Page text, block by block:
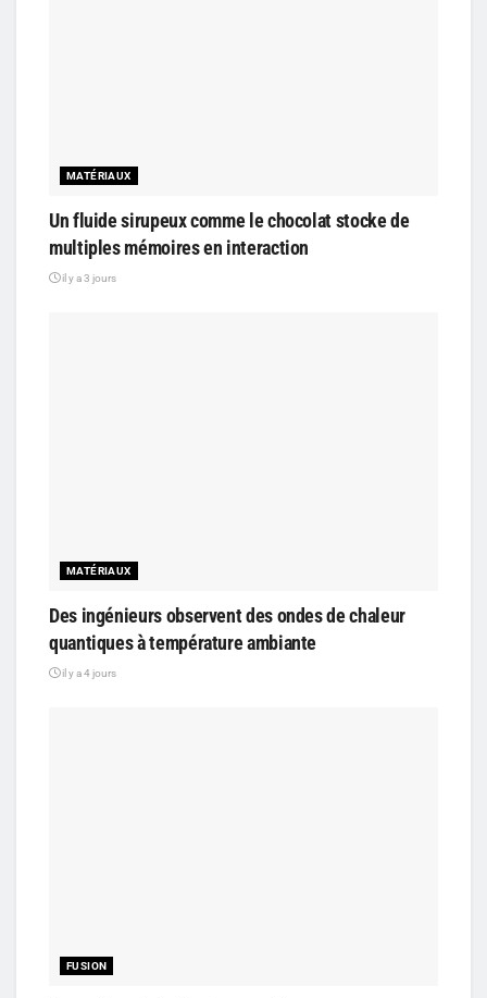
MATÉRIAUX
Un fluide sirupeux comme le chocolat stocke de
multiples mémoires en interaction
il y a 3 jours
MATÉRIAUX
Des ingénieurs observent des ondes de chaleur
quantiques à température ambiante
il y a 4 jours
FUSION